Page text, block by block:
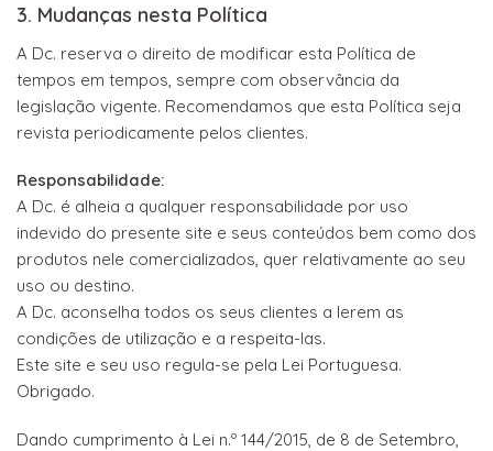
3. Mudanças nesta Política
A Dc. reserva o direito de modificar esta Política de
tempos em tempos, sempre com observância da
legislação vigente. Recomendamos que esta Política seja
revista periodicamente pelos clientes.
Responsabilidade:
A Dc. é alheia a qualquer responsabilidade por uso
indevido do presente site e seus conteúdos bem como dos
produtos nele comercializados, quer relativamente ao seu
uso ou destino.
A Dc. aconselha todos os seus clientes a lerem as
condições de utilização e a respeita-las.
Este site e seu uso regula-se pela Lei Portuguesa.
Obrigado.
Dando cumprimento à Lei n.º 144/2015, de 8 de Setembro,